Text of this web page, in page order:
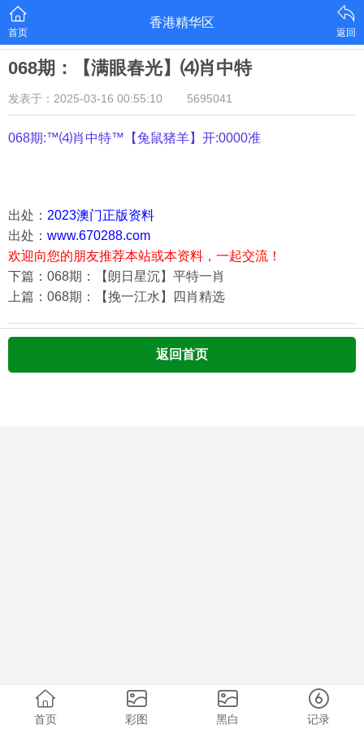
首页
香港精华区
返回
068期：【满眼春光】⑷肖中特
发表于：2025-03-16 00:55:10 5695041
068期:™⑷肖中特™【兔鼠猪羊】开:0000准
出处： 2023澳门正版资料
出处： www.670288.com
欢迎向您的朋友推荐本站或本资料，一起交流！
下篇：068期：【朗日星沉】平特一肖
上篇：068期：【挽一江水】四肖精选
返回首页
首页 彩图 黑白 记录